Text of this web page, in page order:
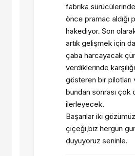
fabrika
önce pramac aldığı
hakediyor. Son
artık gelişmek için
çaba harcayacak
verdiklerinde
gösteren bir pilotları
bundan sonrası çok
ilerleyecek.
Başarılar iki
çiçeği,biz hergün
duyuyoruz seninle.